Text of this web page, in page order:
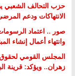
حزب التحالف الشعبي
الانتهاكات ودعم
صور .. اعتماد الرسومات
وانتهاء أعمال إنشاء
المجلس القومي لحقوق
زهران.. ويؤكد: قرينة